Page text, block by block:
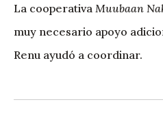
La cooperativa Muubaan
muy necesario apoyo
Renu ayudó a coordinar.